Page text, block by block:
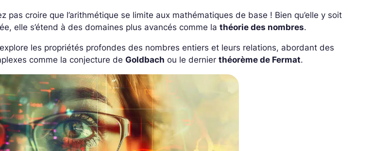
pas croire que l’arithmétique se limite aux mathématiques de base ! Bien qu’elle y soit
elle s’étend à des domaines plus avancés comme lathéorie des nombres.
les propriétés profondes des nombres entiers et leurs relations, abordant des
comme la conjecture deGoldbach ou le dernierthéorème de Fermat.